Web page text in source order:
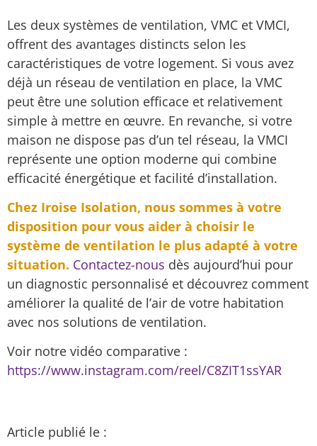
Les deux systèmes de ventilation, VMC et VMCI,
offrent des avantages distincts selon les
caractéristiques de votre logement. Si vous avez
déjà un réseau de ventilation en place, la VMC
peut être une solution efficace et relativement
simple à mettre en œuvre. En revanche, si votre
maison ne dispose pas d’un tel réseau, la VMCI
représente une option moderne qui combine
efficacité énergétique et facilité d’installation.
Chez Iroise Isolation, nous sommes à votre
disposition pour vous aider à choisir le
système de ventilation le plus adapté à votre
situation. Contactez-nous dès aujourd’hui pour
un diagnostic personnalisé et découvrez comment
améliorer la qualité de l’air de votre habitation
avec nos solutions de ventilation.
Voir notre vidéo comparative :
https://www.instagram.com/reel/C8ZIT1ssYAR
Article publié le :